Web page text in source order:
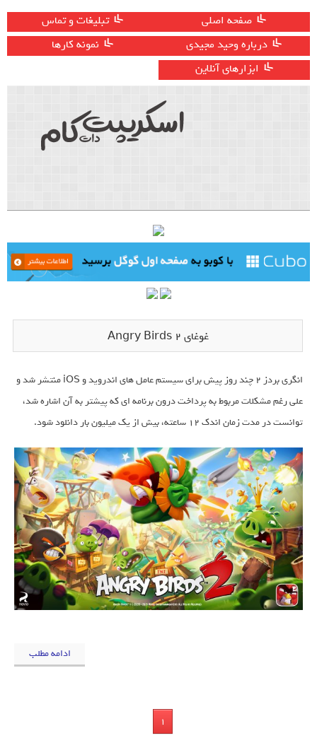
صفحه اصلی
تبلیغات و تماس
درباره وحید مجیدی
نمونه کارها
ابزارهای آنلاین
غوغای Angry Birds 2
انگری بردز ۲ چند روز پیش برای سیستم عامل های اندروید و iOS منتشر شد و
علی رغم مشکلات مربوط به پرداخت درون برنامه ای که پیشتر به آن اشاره شد،
توانست در مدت زمان اندک ۱۲ ساعته، بیش از یک میلیون بار دانلود شود.
ادامه مطلب
1